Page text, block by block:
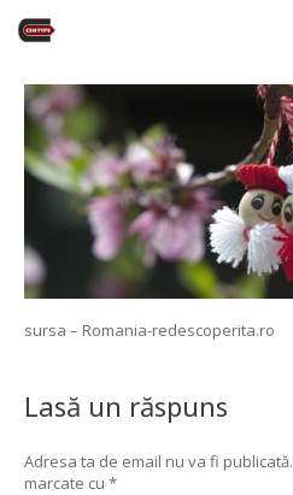
sursa – Romania-redescoperita.ro
Lasă un răspuns
Adresa ta de email nu va fi publicată.
marcate cu *